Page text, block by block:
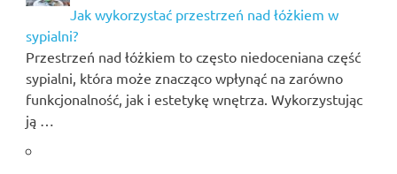
Jak wykorzystać przestrzeń nad łóżkiem w
sypialni?
Przestrzeń nad łóżkiem to często niedoceniana część
sypialni, która może znacząco wpłynąć na zarówno
funkcjonalność, jak i estetykę wnętrza. Wykorzystując
ją …